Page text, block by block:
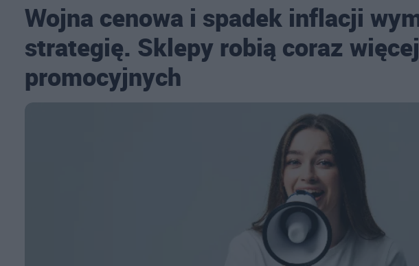
Wojna cenowa i spadek inflacji
strategię. Sklepy robią coraz
promocyjnych